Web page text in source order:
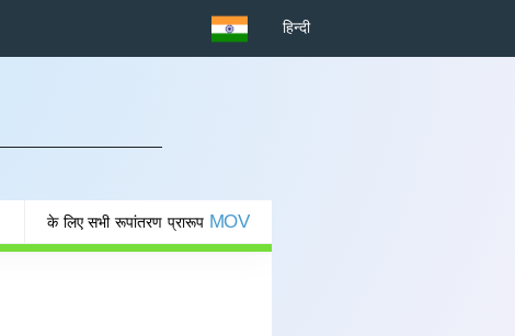
हिन्दी
के लिए सभी रूपांतरण प्रारूप MOV